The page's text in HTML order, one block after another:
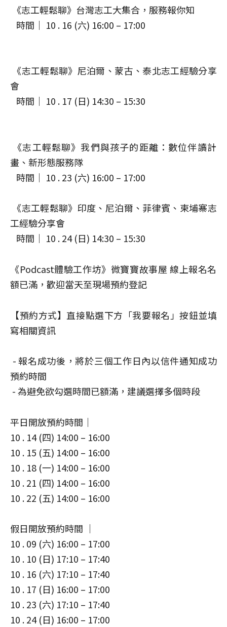
《志工輕鬆聊》台灣志工大集合，服務報你知
時間｜ 10 . 16 (六) 16:00 – 17:00
《志工輕鬆聊》尼泊爾、蒙古、泰北志工經驗分享
會
時間｜ 10 . 17 (日) 14:30 – 15:30
《志工輕鬆聊》我們與孩子的距離：數位伴讀計
畫、新形態服務隊
時間｜ 10 . 23 (六) 16:00 – 17:00
《志工輕鬆聊》印度、尼泊爾、菲律賓、柬埔寨志
工經驗分享會
時間｜ 10 . 24 (日) 14:30 – 15:30
《Podcast體驗工作坊》微寶寶故事屋 線上報名名
額已滿，歡迎當天至現場預約登記
【預約方式】直接點選下方「我要報名」按鈕並填
寫相關資訊
- 報名成功後，將於三個工作日內以信件通知成功
預約時間
- 為避免欲勾選時間已額滿，建議選擇多個時段
平日開放預約時間｜
10 . 14 (四) 14:00 – 16:00
10 . 15 (五) 14:00 – 16:00
10 . 18 (一) 14:00 – 16:00
10 . 21 (四) 14:00 – 16:00
10 . 22 (五) 14:00 – 16:00
假日開放預約時間 ｜
10 . 09 (六) 16:00 – 17:00
10 . 10 (日) 17:10 – 17:40
10 . 16 (六) 17:10 – 17:40
10 . 17 (日) 16:00 – 17:00
10 . 23 (六) 17:10 – 17:40
10 . 24 (日) 16:00 – 17:00